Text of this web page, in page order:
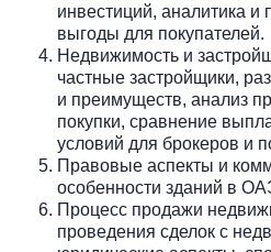
инвестиций, аналитика и
выгоды для покупателей.
Недвижимость и
частные застройщики,
и преимуществ, анализ
покупки, сравнение
условий для брокеров и
Правовые аспекты и
особенности зданий в
Процесс продажи
проведения сделок с